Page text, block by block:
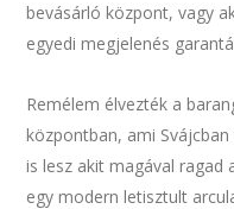
bevásárló központ, vagy
egyedi megjelenés
Remélem élvezték a
központban, ami
is lesz akit magával ragad
egy modern letisztult